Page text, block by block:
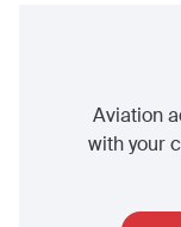
Aviation
with your